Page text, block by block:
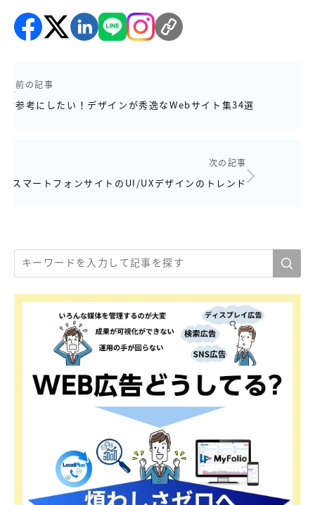
前の記事
参考にしたい！デザインが秀逸なWebサイト集34選
次の記事
スマートフォンサイトのUI/UXデザインのトレンド